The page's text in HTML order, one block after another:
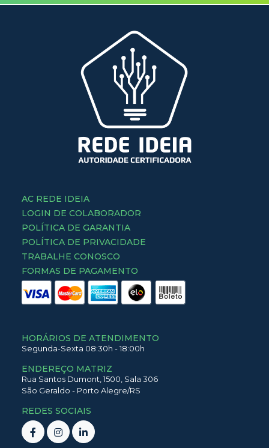
AC REDE IDEIA
LOGIN DE COLABORADOR
POLÍTICA DE GARANTIA
POLÍTICA DE PRIVACIDADE
TRABALHE CONOSCO
FORMAS DE PAGAMENTO
HORÁRIOS DE ATENDIMENTO
Segunda-Sexta 08:30h - 18:00h
ENDEREÇO MATRIZ
Rua Santos Dumont,1500, Sala 306
São Geraldo - Porto Alegre/RS
REDES SOCIAIS